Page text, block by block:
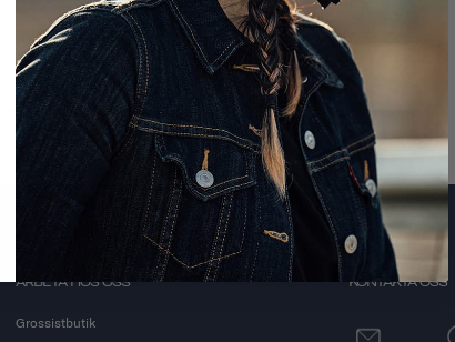
PRENUMERERA
ARBETA HOS OSS
Grossistbutik
KONTAKTA OSS